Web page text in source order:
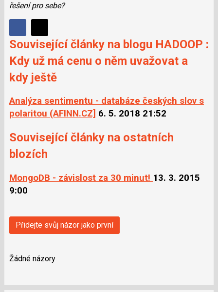
řešení pro sebe?
Sdílejte
na
Facebooku
Sdílejte
na
síti
X
Související články na blogu HADOOP :
Kdy už má cenu o něm uvažovat a
kdy ještě
Analýza sentimentu - databáze českých slov s
polaritou (AFINN.CZ] 6. 5. 2018 21:52
Související články na ostatních
blozích
MongoDB - závislost za 30 minut! 13. 3. 2015
9:00
Přidejte svůj názor jako první
Žádné názory